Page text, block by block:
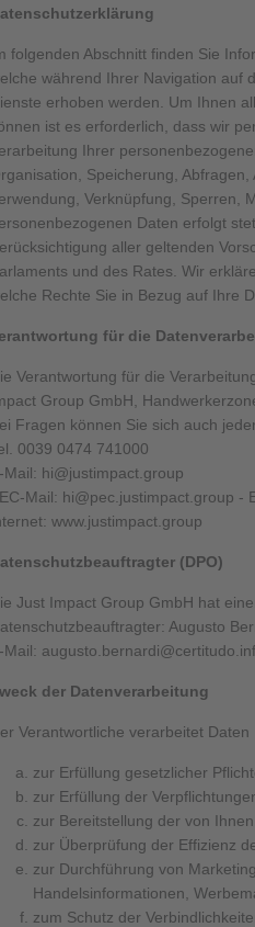
folgenden Abschnitt finden Sie
während Ihrer Navigation auf
erhoben werden. Um Ihnen
ist es erforderlich, dass wir
Ihrer
Speicherung, Abfragen,
Verknüpfung, Sperren,
Daten erfolgt
aller geltenden
und des Rates. Wir
Rechte Sie in Bezug auf Ihre
für die
Verantwortung für die
Group GmbH,
Fragen können Sie sich auch
0039 0474 741000
Mail: hi@justimpact.group
Mail: hi@pec.justimpact.group -
www.justimpact.group
(DPO)
Just Impact Group GmbH hat
Augusto
Mail:
der Datenverarbeitung
Verantwortliche verarbeitet Daten
zur Erfüllung gesetzlicher
zur Erfüllung der
zur Bereitstellung der von
zur Überprüfung der Effizienz
zur Durchführung von
Handelsinformationen,
zum Schutz der